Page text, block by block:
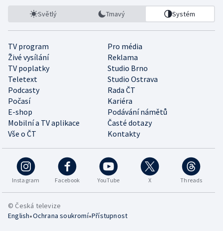
Světlý Tmavý Systém
TV program
Pro média
Živé vysílání
Reklama
TV poplatky
Studio Brno
Teletext
Studio Ostrava
Podcasty
Rada ČT
Počasí
Kariéra
E-shop
Podávání námětů
Mobilní a TV aplikace
Časté dotazy
Vše o ČT
Kontakty
Instagram Facebook YouTube X Threads
© Česká televize
English•Ochrana soukromí•Přístupnost